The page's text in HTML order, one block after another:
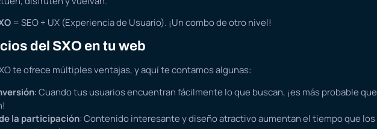
= SEO + UX (Experiencia de Usuario). ¡Un combo de otro nivel!
del SXO en tu web
te ofrece múltiples ventajas, y aquí te contamos algunas:
: Cuando tus usuarios encuentran fácilmente lo que buscan, ¡es más probable que
la participación: Contenido interesante y diseño atractivo aumentan el tiempo que los